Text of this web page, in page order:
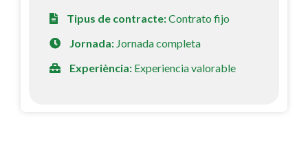
Tipus de contracte:Contrato fijo
Jornada: Jornada completa
Experiència:Experiencia valorable